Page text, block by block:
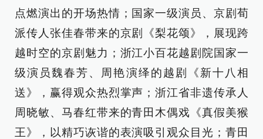
点燃演出的开场热情；国家一级演员、京剧荀
派传人张佳春带来的京剧《梨花颂》，展现跨
越时空的京剧魅力；浙江小百花越剧院国家一
级演员魏春芳、周艳演绎的越剧《新十八相
送》，赢得观众热烈掌声；浙江省非遗传承人
周晓敏、马春红带来的青田木偶戏《真假美猴
王》，以精巧诙谐的表演吸引观众目光；青田